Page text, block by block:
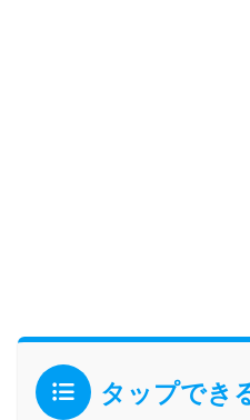
タップでき